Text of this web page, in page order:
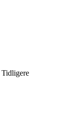
Tidligere